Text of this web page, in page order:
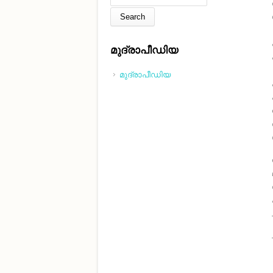
മുദ്രാപീഡിയ
മുദ്രാപീഡിയ